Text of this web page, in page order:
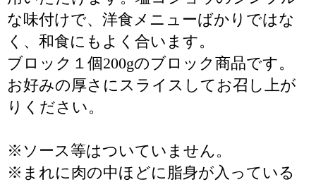
な味付けで、洋食メニューばかりではな
く、和食にもよく合います。
ブロック１個200gのブロック商品です。
お好みの厚さにスライスしてお召し上が
りください。
※ソース等はついていません。
※まれに肉の中ほどに脂身が入っている